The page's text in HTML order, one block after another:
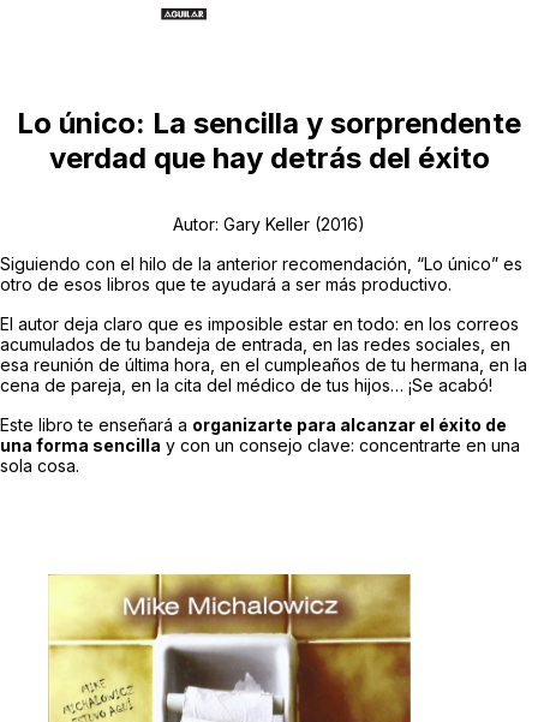
Lo único: La sencilla y sorprendente
verdad que hay detrás del éxito
Autor: Gary Keller (2016)
Siguiendo con el hilo de la anterior recomendación, “Lo único” es
otro de esos libros que te ayudará a ser más productivo.
El autor deja claro que es imposible estar en todo: en los correos
acumulados de tu bandeja de entrada, en las redes sociales, en
esa reunión de última hora, en el cumpleaños de tu hermana, en la
cena de pareja, en la cita del médico de tus hijos… ¡Se acabó!
Este libro te enseñará a organizarte para alcanzar el éxito de
una forma sencilla y con un consejo clave: concentrarte en una
sola cosa.